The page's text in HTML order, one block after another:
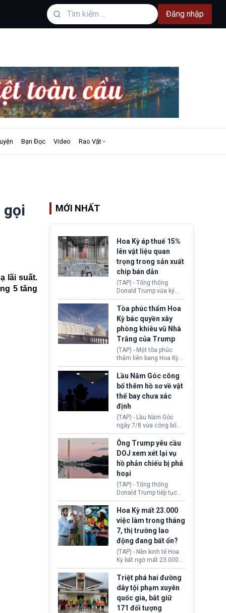
Đăng nhập
Bạn Đọc Video Rao Vặt
gọi
lãi suất.
5 tăng
MỚI NHẤT
Hoa Kỳ áp thuế 15%
lên vật liệu quan
trọng trong sản xuất
chip bán dẫn
(TAP) - Tổng thống
Donald Trump vừa ký
sắc lệnh áp thuế bổ
sung 15% cùng cơ chế
giá sàn nhập khẩu
nghiêm ngặt đối với
polysilicon và các sản
phẩm hạ nguồn. Quyết
định này nhằm khôi
phục chuỗi cung ứng
công nghệ, năng lượng
mặt trời nội địa trước sự
thống trị của Trung
Quốc.
Tòa phúc thẩm Hoa
Kỳ bác quyền xây
phòng khiêu vũ Nhà
Trắng của Trump
(TAP) - Một tòa phúc
thẩm liên bang Hoa Kỳ
vừa phán quyết, chính
quyền Tổng thống
Donald Trump không có
quyền tự ý xây phòng
khiêu vũ mới rộng
khoảng 90.000 feet
vuông tại khu vực Cánh
Đông Nhà Trắng.
Lầu Năm Góc công
bố thêm hồ sơ về vật
thể bay chưa xác
định
(TAP) - Lầu Năm Góc
ngày 7/8 vừa công bố
thêm 41 hồ sơ liên quan
đến UFO hay còn được
gọi là hiện tượng bất
thường chưa xác định
(UAP). Những tài liệu này
bao gồm hình ảnh,
video, báo cáo từ nhiều
cơ quan khác nhau như
Cục Điều tra Liên bang
(FBI), Cơ quan Tình báo
Trung ương (CIA) và Bộ
Ngoại giao (DOS).
Ông Trump yêu cầu
DOJ xem xét lại vụ
hồ phản chiếu bị phá
hoại
(TAP) - Tổng thống
Donald Trump tiếp tục
cho rằng, hồ phản chiếu
trước Đài tưởng niệm
Lincoln bị phá hoại. Lãnh
đạo Nhà Trắng yêu cầu
Bộ Tư pháp (DOJ) xem
xét lại quyết định hủy
truy tố những cá nhân bị
nghi ngờ làm hư hại
công trình.
Hoa Kỳ mất 23.000
việc làm trong tháng
7, thị trường lao
động đang bất ổn?
(TAP) - Nền kinh tế Hoa
Kỳ bất ngờ mất 23.000
việc làm vào tháng 7,
cho thấy thị trường lao
động có dấu hiệu suy
yếu sau thời gian duy trì
tương đối ổn định suốt
nửa năm 2026.
Triệt phá hai đường
dây tội phạm xuyên
quốc gia, bắt giữ
171 đối tượng